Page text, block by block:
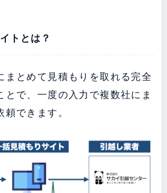
トとは？
まとめて見積もりを取れる完全
とで、一度の入力で複数社にま
頼できます。